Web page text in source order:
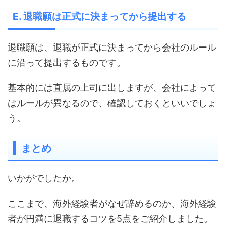
E. 退職願は正式に決まってから提出する
退職願は、退職が正式に決まってから会社のルール
に沿って提出するものです。
基本的には直属の上司に出しますが、会社によって
はルールが異なるので、確認しておくといいでしょ
う。
まとめ
いかがでしたか。
ここまで、海外経験者がなぜ辞めるのか、海外経験
者が円満に退職するコツを5点をご紹介しました。